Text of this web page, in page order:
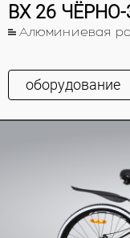
BX 26
Алюминиевая
оборудование